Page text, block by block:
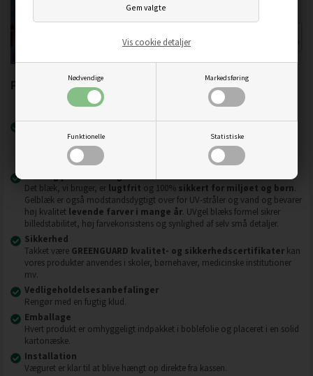
Nødvendige Markedsføring
Funktionelle Statistiske
Vis cookie detaljer
Printkvalitet:
Printmetode
Vores Canon-printere er innovative UVgel-plottere af den nyeste
generation, og de anvender de nyeste økologiske, fleksible gelblæk og
teknologi.
Det blæk, vi bruger, er lugtfrit og 100% sikkert for miljøet og børn.
Gelblæk er også modstandsdygtigt over for UV-stråler og vand og bevarer
høj kvalitet levende farver i mange år. UVgel blæks formel sikrer
billedstabilitet, høj farvekonsistens og synlighed af selv små detaljer.
Sikkerhed
Takket være GREENGUARD kvalitet- og sikkerhedscertifikater kan
vores produkter anvendes i skoler, børnehaver, medicinske institutioner
mv.
Vedligeholdelsesanbefalinger
Rengør med en fugtig klud.
Emballage
Hvert produkt er omhyggeligt indpakket i boblefolie og placeret i en solid
kartonæske.
Installation
Væguret er klar til at blive hængt op direkte fra kassen.